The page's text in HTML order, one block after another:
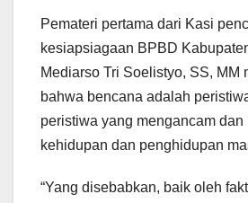
Pemateri pertama dari Kasi
kesiapsiagaan BPBD
Mediarso Tri Soelistyo, SS, MM
bahwa bencana adalah
peristiwa yang mengancam dan
kehidupan dan penghidupan
“Yang disebabkan, baik oleh